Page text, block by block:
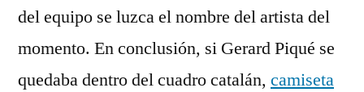
del equipo se luzca el nombre del artista del
momento. En conclusión, si Gerard Piqué se
quedaba dentro del cuadro catalán, camiseta